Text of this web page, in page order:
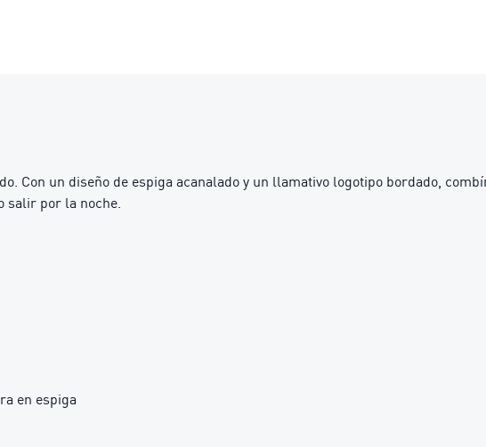
Con un diseño de espiga acanalado y un llamativo logotipo bordado,
salir por la noche.
en espiga